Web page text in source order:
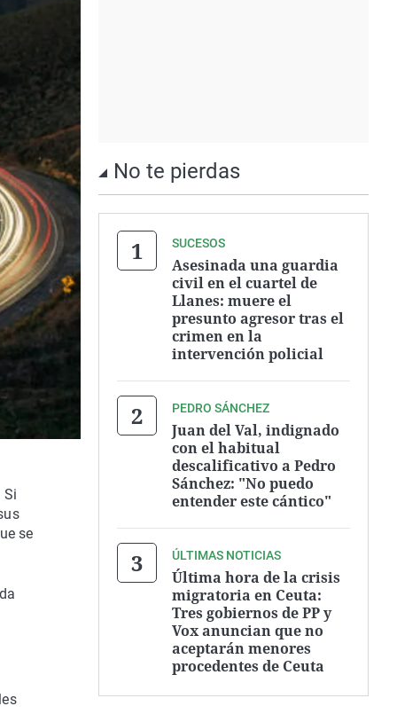
Si
se
No te pierdas
SUCESOS
Asesinada una guardia
civil en el cuartel de
Llanes: muere el
presunto agresor tras el
crimen en la
intervención policial
PEDRO SÁNCHEZ
Juan del Val, indignado
con el habitual
descalificativo a Pedro
Sánchez: "No puedo
entender este cántico"
ÚLTIMAS NOTICIAS
Última hora de la crisis
migratoria en Ceuta:
Tres gobiernos de PP y
Vox anuncian que no
aceptarán menores
procedentes de Ceuta